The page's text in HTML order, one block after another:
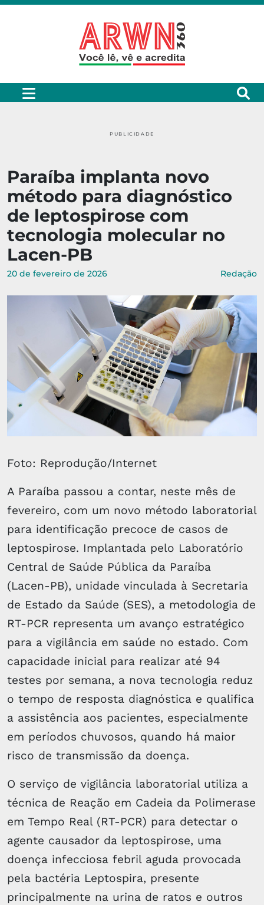
PUBLICIDADE
Paraíba implanta novo
método para diagnóstico
de leptospirose com
tecnologia molecular no
Lacen-PB
20 de fevereiro de 2026 Redação
Foto: Reprodução/Internet
A Paraíba passou a contar, neste mês de
fevereiro, com um novo método laboratorial
para identificação precoce de casos de
leptospirose. Implantada pelo Laboratório
Central de Saúde Pública da Paraíba
(Lacen-PB), unidade vinculada à Secretaria
de Estado da Saúde (SES), a metodologia de
RT-PCR representa um avanço estratégico
para a vigilância em saúde no estado. Com
capacidade inicial para realizar até 94
testes por semana, a nova tecnologia reduz
o tempo de resposta diagnóstica e qualifica
a assistência aos pacientes, especialmente
em períodos chuvosos, quando há maior
risco de transmissão da doença.
O serviço de vigilância laboratorial utiliza a
técnica de Reação em Cadeia da Polimerase
em Tempo Real (RT-PCR) para detectar o
agente causador da leptospirose, uma
doença infecciosa febril aguda provocada
pela bactéria Leptospira, presente
principalmente na urina de ratos e outros